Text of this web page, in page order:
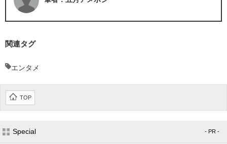
関連タグ
エンタメ
TOP
Special - PR -